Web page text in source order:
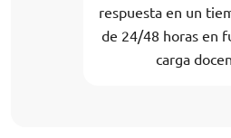
respuesta en un
de 24/48 horas en
carga